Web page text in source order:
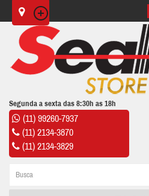
Segunda a sexta das 8:30h as 18h
(11) 99260-7937
(11) 2134-3870
(11) 2134-3829